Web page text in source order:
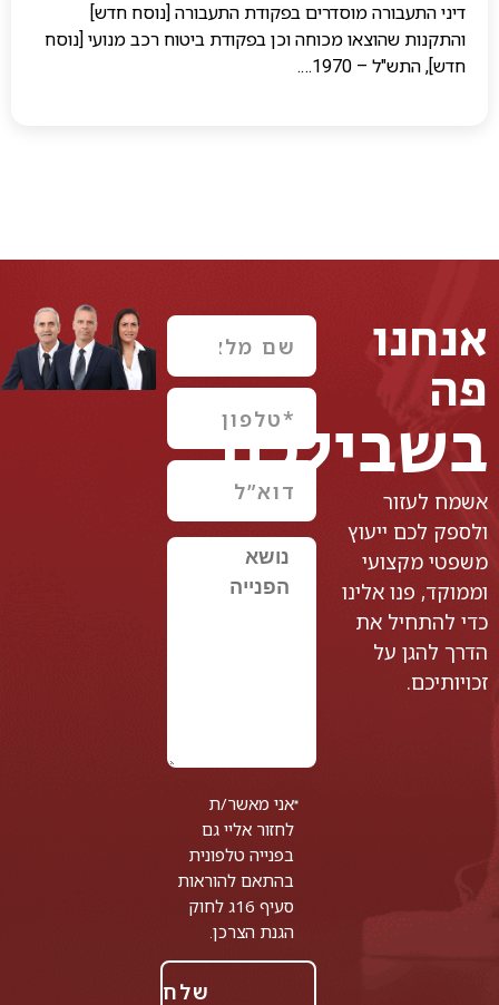
דיני התעבורה מוסדרים בפקודת התעבורה [נוסח חדש]
והתקנות שהוצאו מכוחה וכן בפקודת ביטוח רכב מנועי [נוסח
חדש], התש"ל – 1970….
אנחנו
פה
בשבילכם
אשמח לעזור
ולספק לכם ייעוץ
משפטי מקצועי
וממוקד, פנו אלינו
כדי להתחיל את
הדרך להגן על
זכויותיכם.
אני מאשר/ת
לחזור אליי גם
בפנייה טלפונית
בהתאם להוראות
סעיף 16ג לחוק
הגנת הצרכן.